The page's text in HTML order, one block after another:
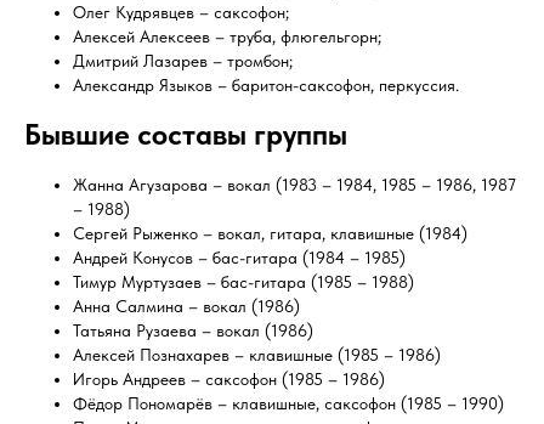
Олег Кудрявцев – саксофон;
Алексей Алексеев – труба, флюгельгорн;
Дмитрий Лазарев – тромбон;
Александр Языков – баритон-саксофон, перкуссия.
Бывшие составы группы
Жанна Агузарова – вокал (1983 – 1984, 1985 – 1986, 1987
– 1988)
Сергей Рыженко – вокал, гитара, клавишные (1984)
Андрей Конусов – бас-гитара (1984 – 1985)
Тимур Муртузаев – бас-гитара (1985 – 1988)
Анна Салмина – вокал (1986)
Татьяна Рузаева – вокал (1986)
Алексей Познахарев – клавишные (1985 – 1986)
Игорь Андреев – саксофон (1985 – 1986)
Фёдор Пономарёв – клавишные, саксофон (1985 – 1990)